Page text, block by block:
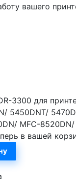
вашего
3300 для
5450DNT/
MFC-8520DN/
в вашей